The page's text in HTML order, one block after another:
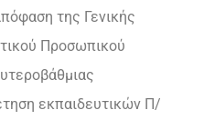
της Γενικής
Προσωπικού
εκπαιδευτικών Π/